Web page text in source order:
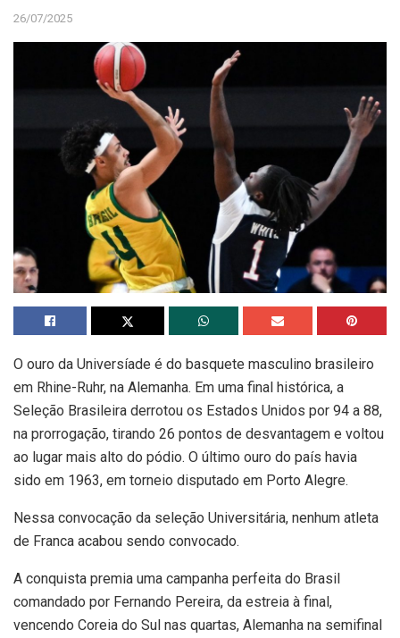
26/07/2025
O ouro da Universíade é do basquete masculino brasileiro
em Rhine-Ruhr, na Alemanha. Em uma final histórica, a
Seleção Brasileira derrotou os Estados Unidos por 94 a 88,
na prorrogação, tirando 26 pontos de desvantagem e voltou
ao lugar mais alto do pódio. O último ouro do país havia
sido em 1963, em torneio disputado em Porto Alegre.
Nessa convocação da seleção Universitária, nenhum atleta
de Franca acabou sendo convocado.
A conquista premia uma campanha perfeita do Brasil
comandado por Fernando Pereira, da estreia à final,
vencendo Coreia do Sul nas quartas, Alemanha na semifinal